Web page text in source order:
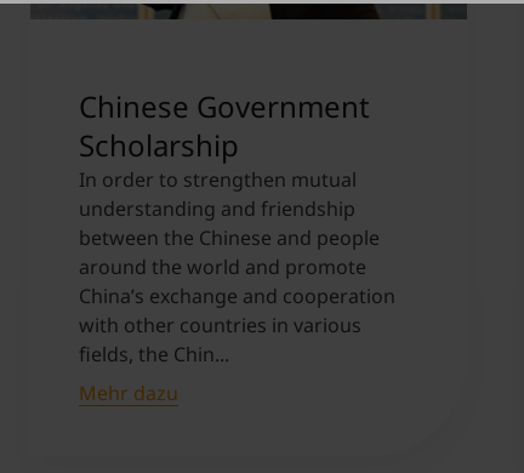
Chinese Government
Scholarship
In order to strengthen mutual
understanding and friendship
between the Chinese and people
around the world and promote
China’s exchange and cooperation
with other countries in various
fields, the Chin...
Mehr dazu